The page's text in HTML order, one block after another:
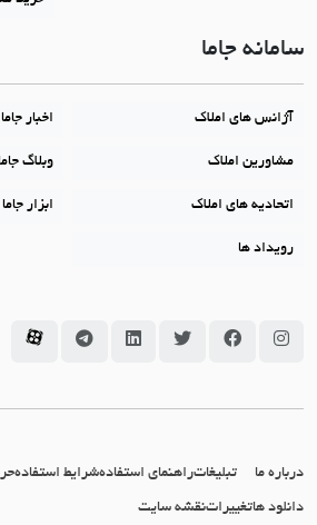
سامانه جاما
آژانس های املاک اخبار جاما
مشاورین املاک وبلاگ
اتحادیه های املاک ابزار جاما
رویداد ها
سامانه جاما در اینستاگرام
سامانه جاما در فیسبوک
سامانه جاما در توئیتر
سامانه جاما در
سامانه جاما
درباره ما تبلیغاتراهنمای استفادهشرایط استفاده
دانلود هاتغییراتنقشه سایت